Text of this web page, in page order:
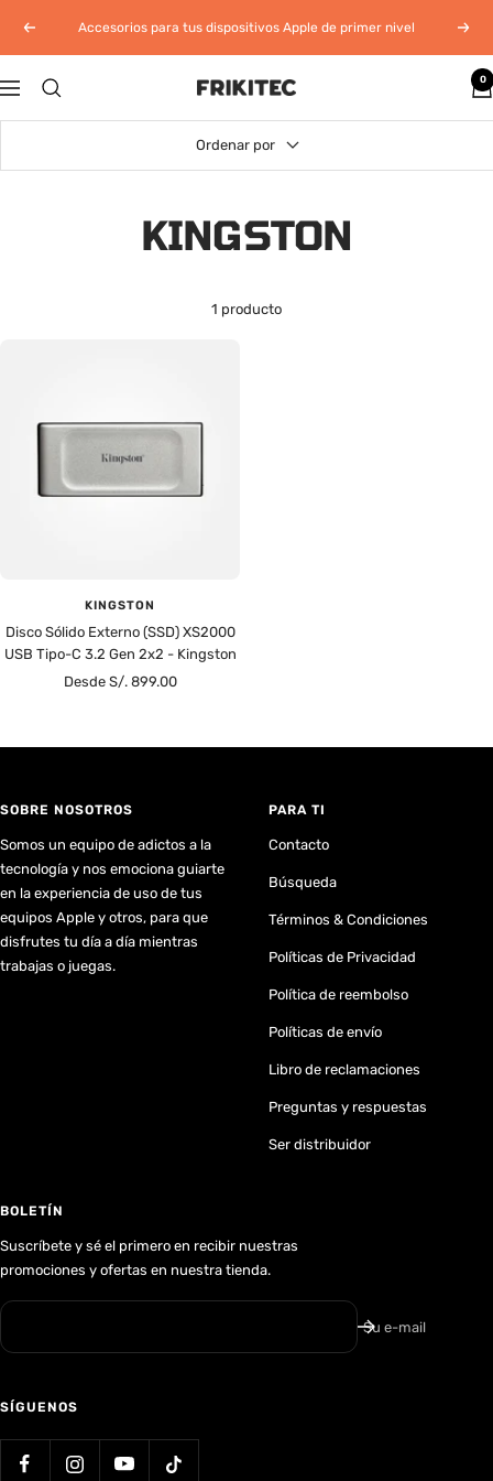
contenido
Anterior Accesorios para tus dispositivos Apple de primer nivel
Navigación
Frikitec
0
Ordenar por
KINGSTON
1 producto
KINGSTON
Disco Sólido Externo (SSD) XS2000
USB Tipo-C 3.2 Gen 2x2 - Kingston
Precio
Desde S/. 899.00
SOBRE NOSOTROS
Somos un equipo de adictos a la
tecnología y nos emociona guiarte
en la experiencia de uso de tus
equipos Apple y otros, para que
disfrutes tu día a día mientras
trabajas o juegas.
PARA TI
Contacto
Búsqueda
Términos & Condiciones
Políticas de Privacidad
Política de reembolso
Políticas de envío
Libro de reclamaciones
Preguntas y respuestas
Ser distribuidor
BOLETÍN
Suscríbete y sé el primero en recibir nuestras
promociones y ofertas en nuestra tienda.
Su e-mail
SÍGUENOS